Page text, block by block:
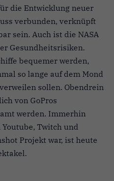
die Entwicklung neuer
verbunden, verknüpft
sein. Auch ist die NASA
Gesundheitsrisiken.
bequemer werden,
so lange auf dem Mond
sollen. Obendrein
von GoPros
werden. Immerhin
Twitch und
Projekt war, ist heute